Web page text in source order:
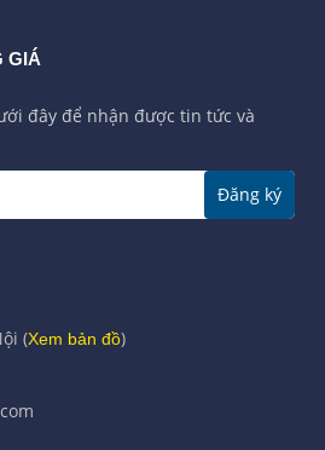
GIÁ
đây để nhận được tin tức và
Đăng ký
(Xem bản đồ)